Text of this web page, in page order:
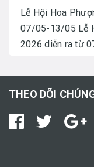
Lễ Hội Hoa
07/05-13/05 Lễ
2026 diễn ra từ
THEO DÕI